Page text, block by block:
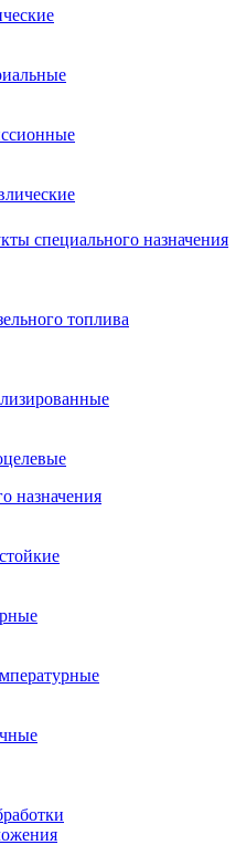
специального назначения
топлива
назначения